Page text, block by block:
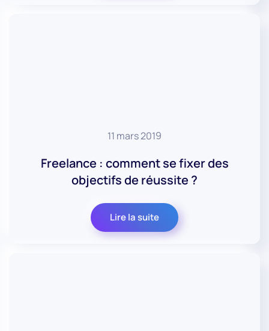
11 mars 2019
Freelance : comment se fixer des
objectifs de réussite ?
Lire la suite